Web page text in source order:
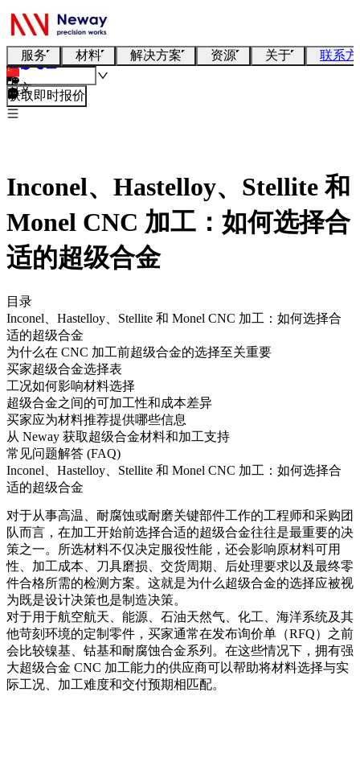
服务 材料 解决方案 资源 关于 联系
中文
获取即时报价
Inconel、Hastelloy、Stellite 和
Monel CNC 加工：如何选择合
适的超级合金
目录
Inconel、Hastelloy、Stellite 和 Monel CNC 加工：如何选择合
适的超级合金
为什么在 CNC 加工前超级合金的选择至关重要
买家超级合金选择表
工况如何影响材料选择
超级合金之间的可加工性和成本差异
买家应为材料推荐提供哪些信息
从 Neway 获取超级合金材料和加工支持
常见问题解答 (FAQ)
Inconel、Hastelloy、Stellite 和 Monel CNC 加工：如何选择合
适的超级合金
对于从事高温、耐腐蚀或耐磨关键部件工作的工程师和采购团
队而言，在加工开始前选择合适的超级合金往往是最重要的决
策之一。所选材料不仅决定服役性能，还会影响原材料可用
性、加工成本、刀具磨损、交货周期、后处理要求以及最终零
件合格所需的检测方案。这就是为什么超级合金的选择应被视
为既是设计决策也是制造决策。
对于用于航空航天、能源、石油天然气、化工、海洋系统及其
他苛刻环境的定制零件，买家通常在发布询价单（RFQ）之前
会比较镍基、钴基和耐腐蚀合金系列。在这些情况下，拥有强
大超级合金 CNC 加工能力的供应商可以帮助将材料选择与实
际工况、加工难度和交付预期相匹配。